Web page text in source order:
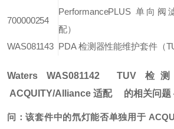
700000254
PerformancePLUS 单向阀
配）
WAS081143 PDA 检测器性能维护套件（
Waters WAS081142 TUV 检
ACQUITY/Alliance 适配 的相关问
问：该套件中的氘灯能否单独用于